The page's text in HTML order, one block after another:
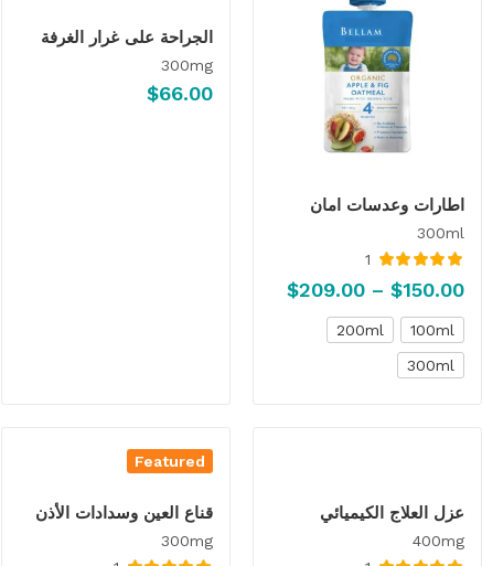
اطارات وعدسات امان
300ml
5.00
من 5
1
$150.00
–
$209.00
100ml
200ml
300ml
الجراحة على غرار الغرفة
300mg
$66.00
عزل العلاج الكيميائي
400mg
Featured
قناع العين وسدادات الأذن
300mg